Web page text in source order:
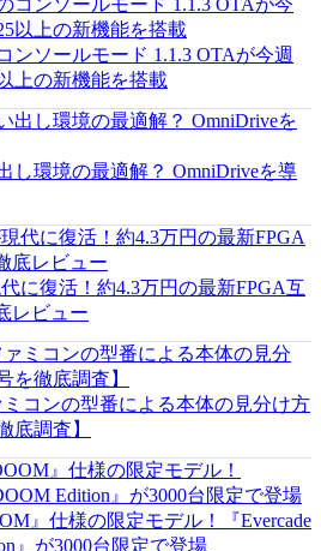
ンソールモード 1.1.3 OTAが今週
上の新機能を搭載
し環境の最適解？ OmniDriveを導
に復活！約4.3万円の最新FPGA互
レビュー
コンの型番による本体の見分け方
底調査】
』仕様の限定モデル！『Evercade
』が3000台限定で登場